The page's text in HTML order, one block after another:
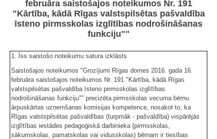
februāra saistošajos noteikumos Nr. 191
"Kārtība, kādā Rīgas valstspilsētas pašvaldība
īsteno pirmsskolas izglītības nodrošināšanas
funkciju""
1. Īss saistošo noteikumu satura izklāsts
Saistošajos noteikumos "Grozījumi Rīgas domes 2016. gada 16.
februāra saistošajos noteikumos Nr. 191 "Kārtība, kādā Rīgas
valstspilsētas pašvaldība īsteno pirmsskolas izglītības
nodrošināšanas funkciju"" precizēta pirmsskolas vecuma bērnu
ārpuskārtas uzņemšanas komisijas kompetence, nosakot to, ka
Rīgas valstspilsētas pašvaldības (turpmāk - pašvaldība) vispārējās
izglītības iestādes pedagoģiskā darbinieka (pirmsskolas,
sākumskolas, pamatskolas vai vidusskolas) bērnam ir tiesības